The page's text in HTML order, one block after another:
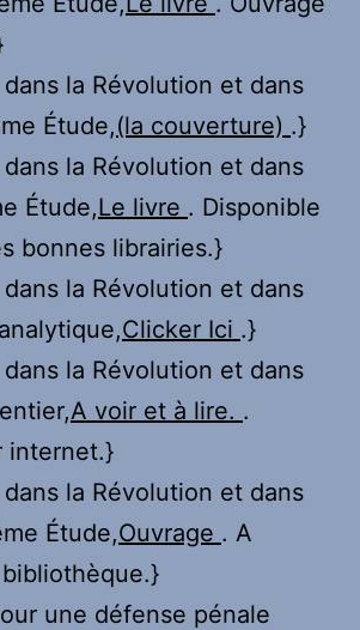
dans la Révolution et dans
Étude,(la couverture) .}
dans la Révolution et dans
Étude,Le livre . Disponible
bonnes librairies.}
dans la Révolution et dans
Clicker Ici .}
dans la Révolution et dans
A voir et à lire. .
internet.}
dans la Révolution et dans
Étude,Ouvrage . A
une défense pénale